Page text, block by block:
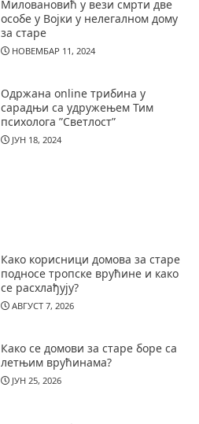
Миловановић у вези смрти две
особе у Војки у нелегалном дому
за старе
НОВЕМБАР 11, 2024
Одржана online трибина у
сарадњи са удружењем Тим
психолога ”Светлост”
ЈУН 18, 2024
Како корисници домова за старе
подносе тропске врућине и како
се расхлађују?
АВГУСТ 7, 2026
Како се домови за старе боре са
летњим врућинама?
ЈУН 25, 2026